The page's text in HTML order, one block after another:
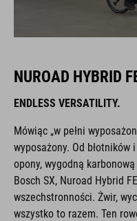
NUROAD HYBRID
ENDLESS VERSATILITY.
Mówiąc „w pełni
wyposażony. Od
opony, wygodną
Bosch SX, Nuroad Hybrid
wszechstronności. Żwir,
wszystko to razem. Ten